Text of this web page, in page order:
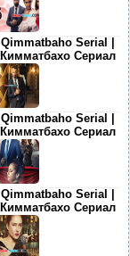
Qimmatbaho Serial |
Кимматбахо Сериал
Qimmatbaho Serial |
Кимматбахо Сериал
Qimmatbaho Serial |
Кимматбахо Сериал